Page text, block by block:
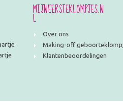
MIJNEERSTEKLOMPJES.N
L
Over ons
Making-off
Klantenbeoordelingen